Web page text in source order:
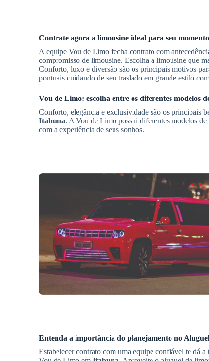
Contrate agora a limousine ideal para seu
A equipe Vou de Limo fecha contrato com
compromisso de limousine. Escolha a limousine que
Conforto, luxo e diversão são os principais motivos
pontuais cuidando de seu traslado em grande estilo
Vou de Limo: escolha entre os diferentes modelos
Conforto, elegância e exclusividade são os principais
Itabuna. A Vou de Limo possui diferentes modelos
com a experiência de seus sonhos.
Entenda a importância do planejamento no
Estabelecer contrato com uma equipe confiável te dá